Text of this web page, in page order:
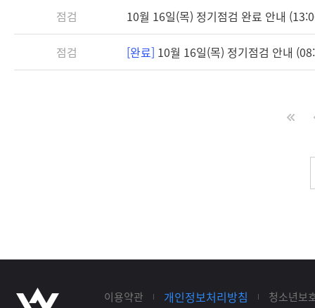
점검 10월 16일(목) 정기점검 완료 안내
점검 [완료] 10월 16일(목) 정기점검 안내
이용약관 개인정보처리방침 청소년보